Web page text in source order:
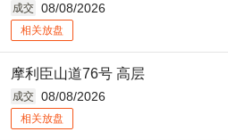
成交 08/08/2026
相关放盘
摩利臣山道76号 高层
成交 08/08/2026
相关放盘